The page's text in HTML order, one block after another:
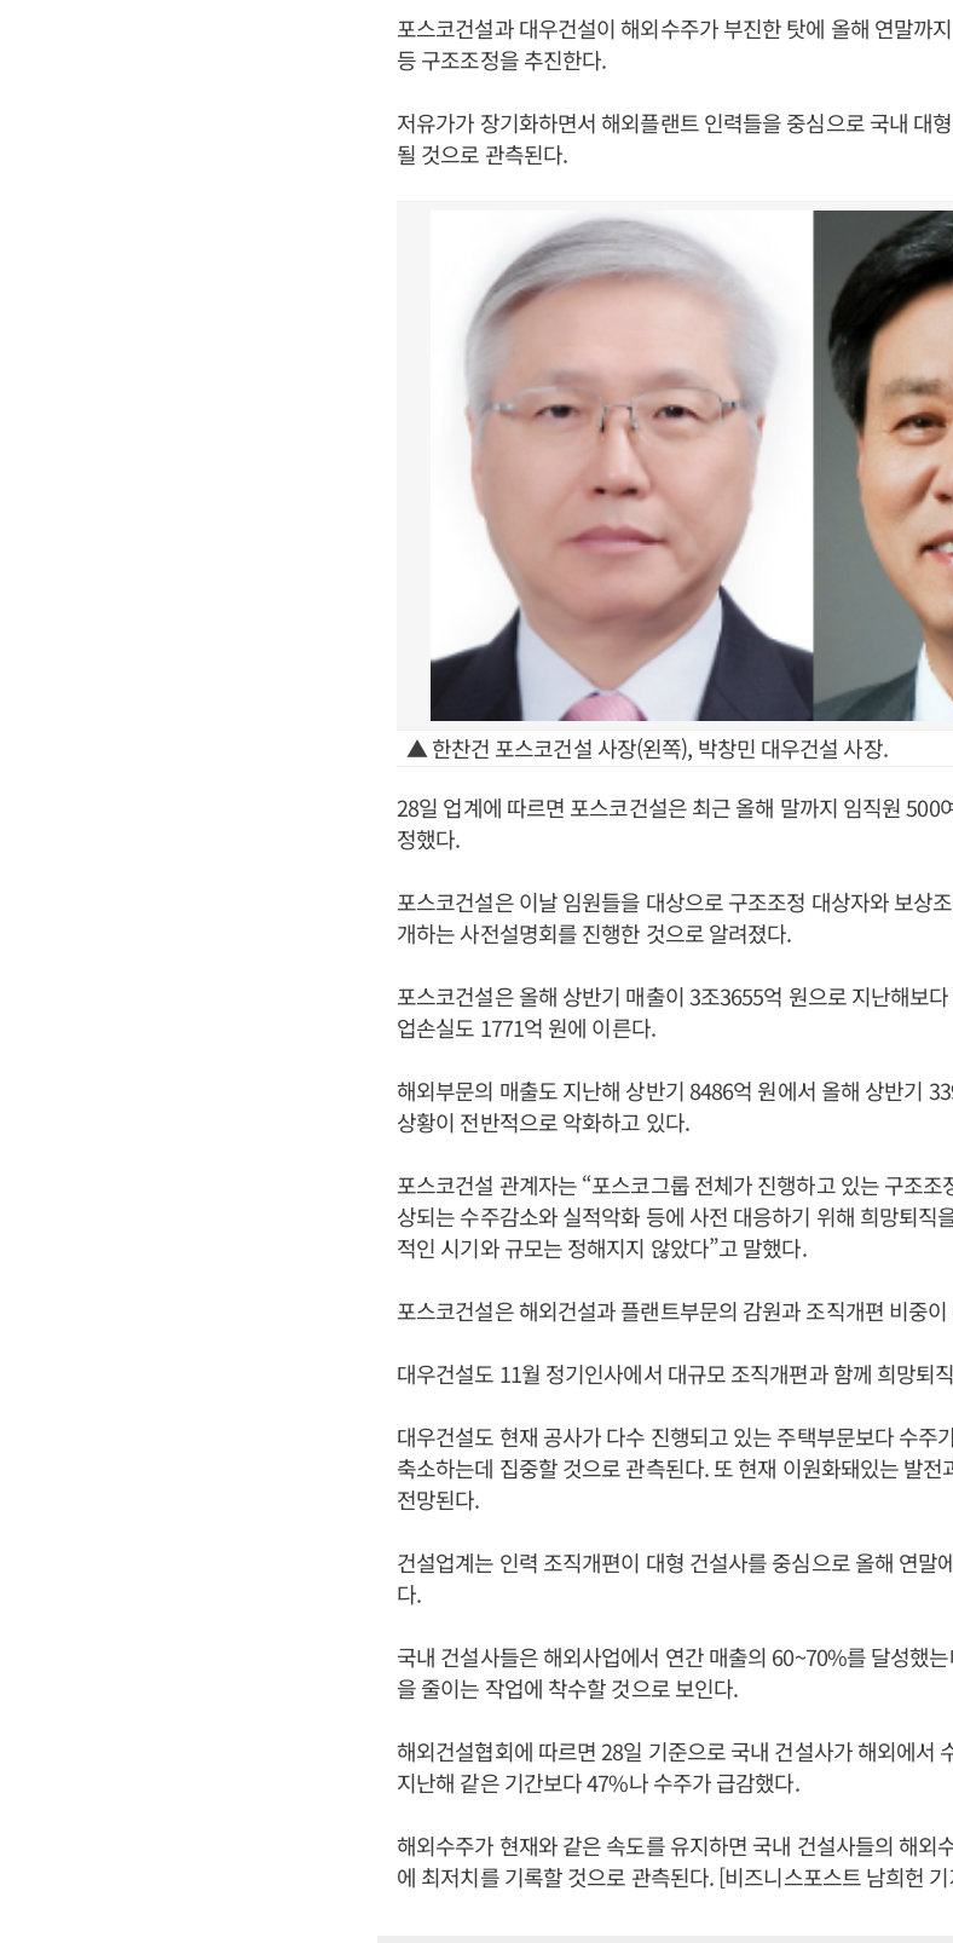
포스코건설과 대우건설이 해외수주가 부진한 탓에 올해 연말까
등 구조조정을 추진한다.
저유가가 장기화하면서 해외플랜트 인력들을 중심으로 국내 대
될 것으로 관측된다.
▲ 한찬건 포스코건설 사장(왼쪽), 박창민 대우건설 사장.
28일 업계에 따르면 포스코건설은 최근 올해 말까지 임직원 500
정했다.
포스코건설은 이날 임원들을 대상으로 구조조정 대상자와 보상
개하는 사전설명회를 진행한 것으로 알려졌다.
포스코건설은 올해 상반기 매출이 3조3655억 원으로 지난해보
업손실도 1771억 원에 이른다.
해외부문의 매출도 지난해 상반기 8486억 원에서 올해 상반기
상황이 전반적으로 악화하고 있다.
포스코건설 관계자는 “포스코그룹 전체가 진행하고 있는 구조조
상되는 수주감소와 실적악화 등에 사전 대응하기 위해 희망퇴직
적인 시기와 규모는 정해지지 않았다”고 말했다.
포스코건설은 해외건설과 플랜트부문의 감원과 조직개편 비중
대우건설도 11월 정기인사에서 대규모 조직개편과 함께 희망퇴
대우건설도 현재 공사가 다수 진행되고 있는 주택부문보다 수주
축소하는데 집중할 것으로 관측된다. 또 현재 이원화돼있는 발
전망된다.
건설업계는 인력 조직개편이 대형 건설사를 중심으로 올해 연말
다.
국내 건설사들은 해외사업에서 연간 매출의 60~70%를 달성했
을 줄이는 작업에 착수할 것으로 보인다.
해외건설협회에 따르면 28일 기준으로 국내 건설사가 해외에서
지난해 같은 기간보다 47%나 수주가 급감했다.
해외수주가 현재와 같은 속도를 유지하면 국내 건설사들의 해외
에 최저치를 기록할 것으로 관측된다. [비즈니스포스트 남희헌